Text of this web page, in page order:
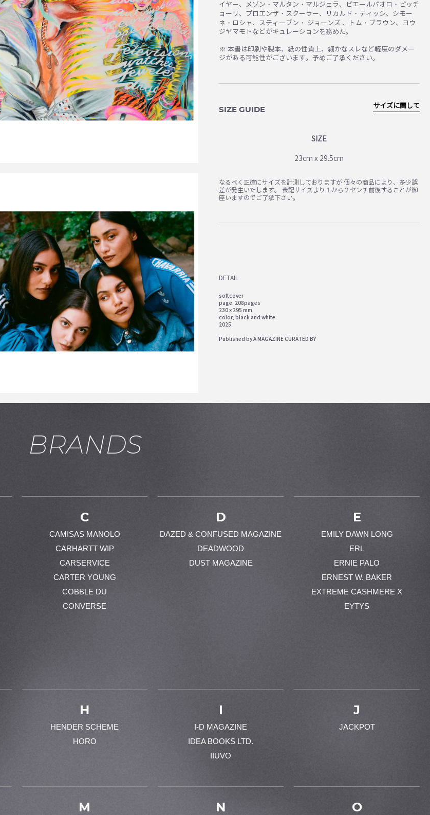
イヤー、メゾン・マルタン・マルジェラ、ピエールパオロ・ピッチ
ョーリ、プロエンザ・スクーラー、リカルド・ティッシ、シモー
ネ・ロシャ、スティーブン・ ジョーンズ 、トム・ブラウン、ヨウ
ジヤマモトなどがキュレーションを務めた。
※ 本書は印刷や製本、紙の性質上、細かなスレなど軽度のダメー
ジがある可能性がございます。予めご了承ください。
SIZE GUIDE
SIZE
23cm x 29.5cm
サイズに関して
なるべく正確にサイズを計測しておりますが 個々の商品により、多少誤
差が発生いたします。 表記サイズより１から２センチ前後することが御
座いますのでご了承下さい。
DETAIL
softcover
page: 208pages
230 x 295 mm
color, black and white
2025
Published by A MAGAZINE CURATED BY
BRANDS
C
CAMISAS MANOLO
CARHARTT WIP
CARSERVICE
CARTER YOUNG
COBBLE DU
CONVERSE
D
DAZED & CONFUSED MAGAZINE
DEADWOOD
DUST MAGAZINE
E
EMILY DAWN LONG
ERL
ERNIE PALO
ERNEST W. BAKER
EXTREME CASHMERE X
EYTYS
H
HENDER SCHEME
HORO
I
I-D MAGAZINE
IDEA BOOKS LTD.
IIUVO
J
JACKPOT
M N O